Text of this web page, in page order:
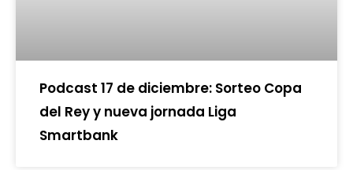
Podcast 17 de diciembre: Sorteo Copa
del Rey y nueva jornada Liga
Smartbank